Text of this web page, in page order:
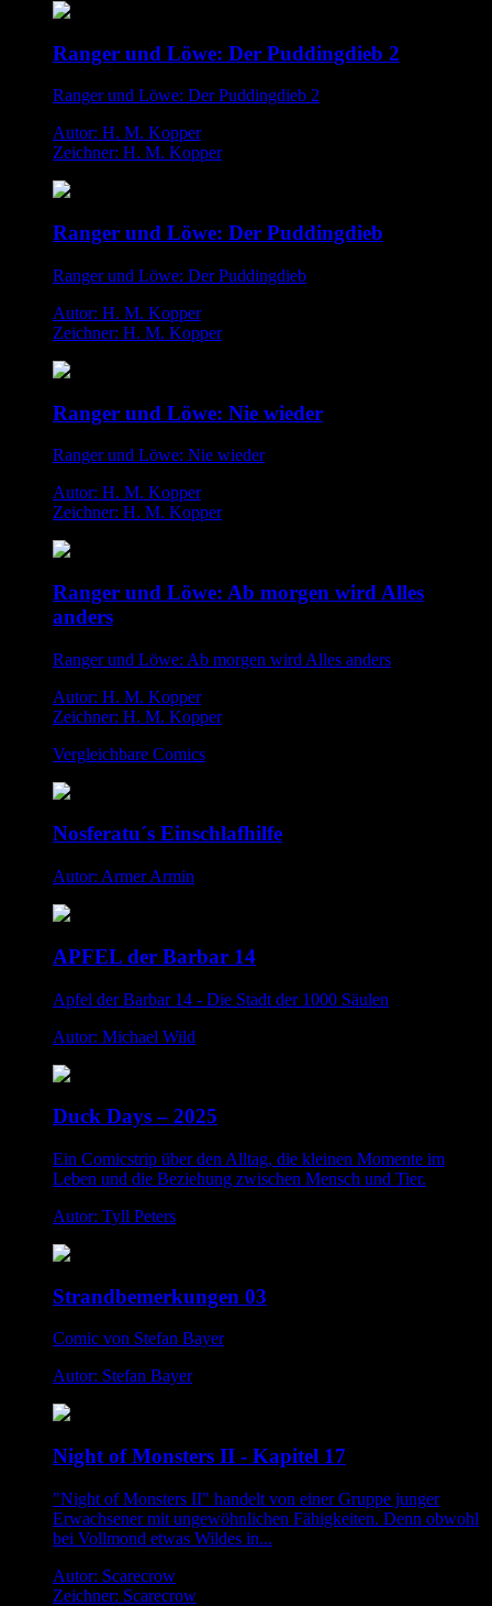
Ranger und Löwe: Der Puddingdieb 2
Ranger und Löwe: Der Puddingdieb 2
Autor: H. M. Kopper
Zeichner: H. M. Kopper
Ranger und Löwe: Der Puddingdieb
Ranger und Löwe: Der Puddingdieb
Autor: H. M. Kopper
Zeichner: H. M. Kopper
Ranger und Löwe: Nie wieder
Ranger und Löwe: Nie wieder
Autor: H. M. Kopper
Zeichner: H. M. Kopper
Ranger und Löwe: Ab morgen wird Alles
anders
Ranger und Löwe: Ab morgen wird Alles anders
Autor: H. M. Kopper
Zeichner: H. M. Kopper
Vergleichbare Comics
Nosferatu´s Einschlafhilfe
Autor: Armer Armin
APFEL der Barbar 14
Apfel der Barbar 14 - Die Stadt der 1000 Säulen
Autor: Michael Wild
Duck Days – 2025
Ein Comicstrip über den Alltag, die kleinen Momente im
Leben und die Beziehung zwischen Mensch und Tier.
Autor: Tyll Peters
Strandbemerkungen 03
Comic von Stefan Bayer
Autor: Stefan Bayer
Night of Monsters II - Kapitel 17
"Night of Monsters II" handelt von einer Gruppe junger
Erwachsener mit ungewöhnlichen Fähigkeiten. Denn obwohl
bei Vollmond etwas Wildes in...
Autor: Scarecrow
Zeichner: Scarecrow